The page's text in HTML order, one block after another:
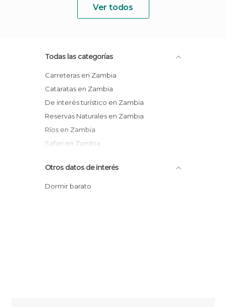
Ver todos
Todas las categorías
Carreteras en Zambia
Cataratas en Zambia
De interés turístico en Zambia
Reservas Naturales en Zambia
Ríos en Zambia
Safari en Zambia
Otros datos de interés
Dormir barato